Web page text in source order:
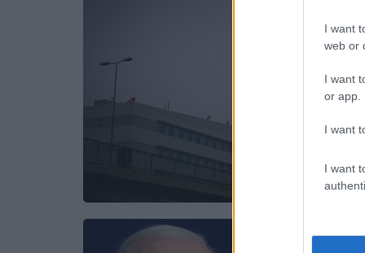
I want
web or
I want
or app.
I want
I want